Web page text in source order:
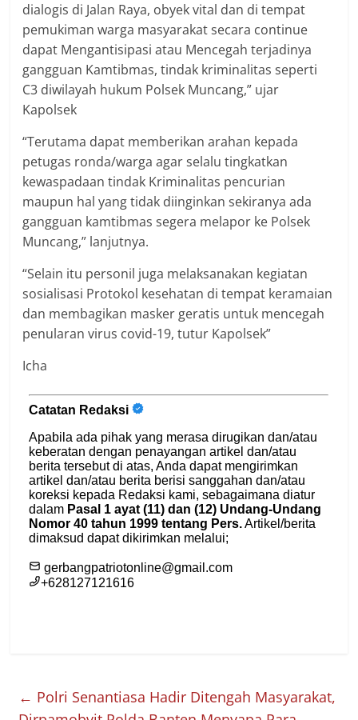
dialogis di Jalan Raya, obyek vital dan di tempat
pemukiman warga masyarakat secara continue
dapat Mengantisipasi atau Mencegah terjadinya
gangguan Kamtibmas, tindak kriminalitas seperti
C3 diwilayah hukum Polsek Muncang,” ujar
Kapolsek
“Terutama dapat memberikan arahan kepada
petugas ronda/warga agar selalu tingkatkan
kewaspadaan tindak Kriminalitas pencurian
maupun hal yang tidak diinginkan sekiranya ada
gangguan kamtibmas segera melapor ke Polsek
Muncang,” lanjutnya.
“Selain itu personil juga melaksanakan kegiatan
sosialisasi Protokol kesehatan di tempat keramaian
dan membagikan masker geratis untuk mencegah
penularan virus covid-19, tutur Kapolsek”
Icha
← Polri Senantiasa Hadir Ditengah Masyarakat,